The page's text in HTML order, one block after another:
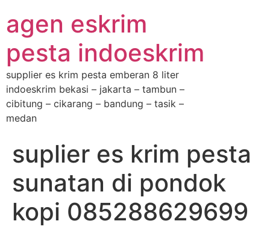
agen eskrim
pesta indoeskrim
supplier es krim pesta emberan 8 liter
indoeskrim bekasi – jakarta – tambun –
cibitung – cikarang – bandung – tasik –
medan
suplier es krim pesta
sunatan di pondok
kopi 085288629699